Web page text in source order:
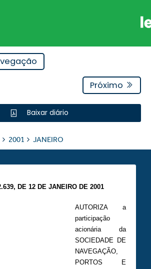
Próximo
Baixar diário
2001 JANEIRO
DE 12 DE JANEIRO DE 2001
AUTORIZA a
participação
acionária da
SOCIEDADE DE
NAVEGAÇÃO,
PORTOS E